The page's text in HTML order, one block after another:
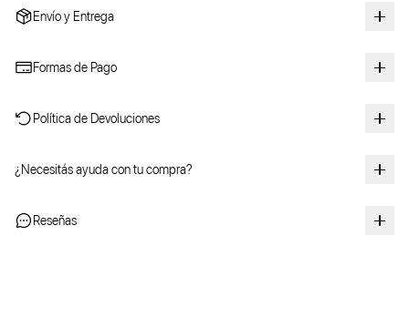
Envío y Entrega
Formas de Pago
Política de Devoluciones
¿Necesitás ayuda con tu compra?
Reseñas